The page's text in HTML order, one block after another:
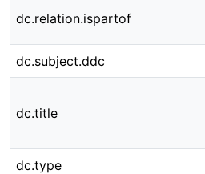
dc.relation.ispartof
dc.subject.ddc
dc.title
dc.type